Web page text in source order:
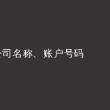
名称、账户号码